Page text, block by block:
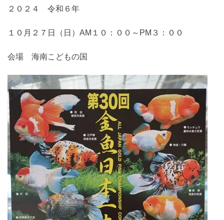
２０２４ 令和６年
１０月２７日（日）AM１０：００～PM３：００
会場 海南こどもの国